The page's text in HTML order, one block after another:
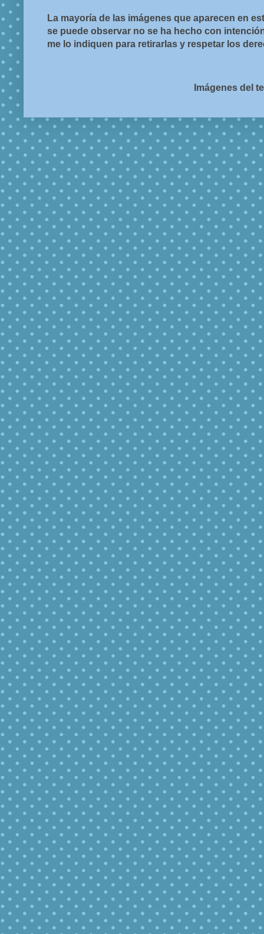
La mayoría de las imágenes que aparecen en
se puede observar no se ha hecho con
me lo indiquen para retirarlas y respetar los
Imágenes del